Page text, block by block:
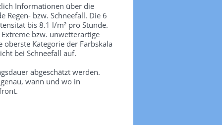
Informationen über die
Regen- bzw. Schneefall. Die 6
bis 8.1 l/m² pro Stunde.
bzw. unwetterartige
Kategorie der Farbskala
bei Schneefall auf.
abgeschätzt werden.
wann und wo in